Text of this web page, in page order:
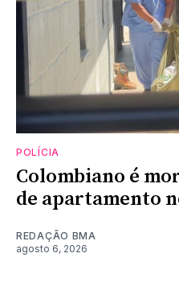
POLÍCIA
Colombiano é
de apartamento
REDAÇÃO BMA
agosto 6, 2026